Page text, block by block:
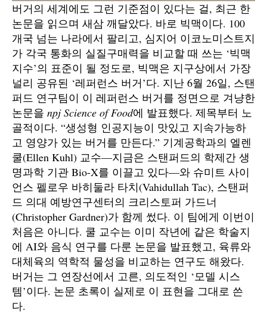
버거의 세계에도 그런 기준점이 있다는 걸, 최근 한
논문을 읽으며 새삼 깨달았다. 바로 빅맥이다. 100
개국 넘는 나라에서 팔리고, 심지어 이코노미스트지
가 각국 통화의 실질구매력을 비교할 때 쓰는 ‘빅맥
지수’의 표준이 될 정도로, 빅맥은 지구상에서 가장
널리 공유된 ‘레퍼런스 버거’다. 지난 6월 26일, 스탠
퍼드 연구팀이 이 레퍼런스 버거를 정면으로 겨냥한
논문을 npj Science of Food에 발표했다. 제목부터 노
골적이다. “생성형 인공지능이 맛있고 지속가능하
고 영양가 있는 버거를 만든다.” 기계공학과의 엘렌
쿨(Ellen Kuhl) 교수—지금은 스탠퍼드의 학제간 생
명과학 기관 Bio-X를 이끌고 있다—와 슈미트 사이
언스 펠로우 바히둘라 타치(Vahidullah Tac), 스탠퍼
드 의대 예방연구센터의 크리스토퍼 가드너
(Christopher Gardner)가 함께 썼다. 이 팀에게 이번이
처음은 아니다. 쿨 교수는 이미 작년에 같은 학술지
에 AI와 음식 연구를 다룬 논문을 발표했고, 육류와
대체육의 역학적 물성을 비교하는 연구도 해왔다.
버거는 그 연장선에서 고른, 의도적인 ‘모델 시스
템’이다. 논문 초록이 실제로 이 표현을 그대로 쓴
다.